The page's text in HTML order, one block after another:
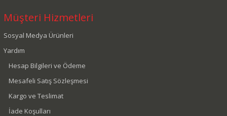
Müşteri Hizmetleri
Sosyal Medya Ürünleri
Yardım
Hesap Bilgileri ve Ödeme
Mesafeli Satış Sözleşmesi
Kargo ve Teslimat
İade Koşulları